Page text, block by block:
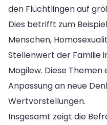
den Flüchtlingen auf
Dies betrifft zum
Menschen,
Stellenwert der Familie
Mogilew. Diese
Anpassung an neue
Wertvorstellungen.
Insgesamt zeigt die